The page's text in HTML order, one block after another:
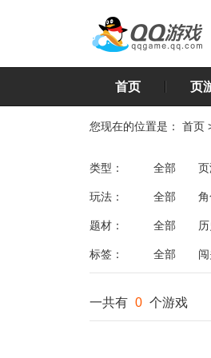
首页 页
您现在的位置是： 首页
类型： 全部
玩法： 全部
飞行
题材： 全部
标签： 全部
一共有 0 个游戏